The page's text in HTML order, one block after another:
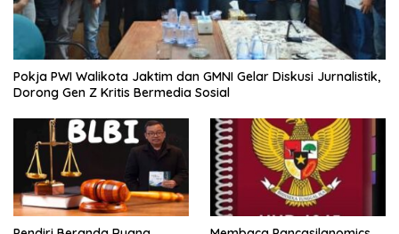
Pokja PWI Walikota Jaktim dan GMNI Gelar Diskusi Jurnalistik,
Dorong Gen Z Kritis Bermedia Sosial